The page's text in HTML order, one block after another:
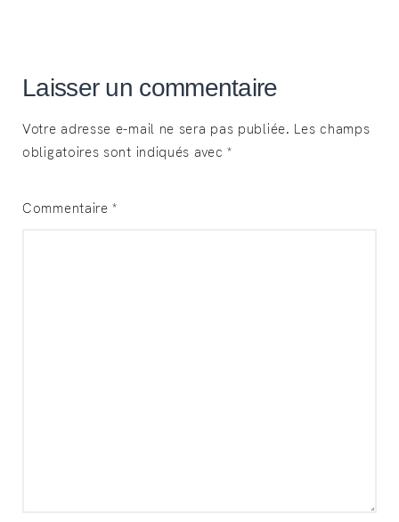
Laisser un commentaire
Votre adresse e-mail ne sera pas publiée. Les champs
obligatoires sont indiqués avec*
Commentaire*